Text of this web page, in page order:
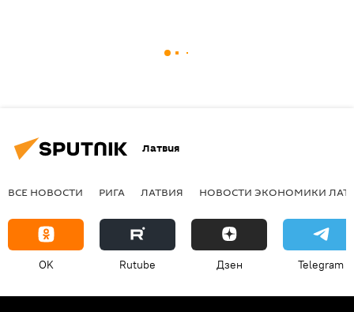
Латвия
ВСЕ НОВОСТИ РИГА ЛАТВИЯ НОВОСТИ ЭКОНОМИКИ
OK Rutube Дзен Telegram